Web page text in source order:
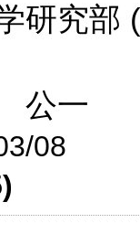
研究
公一
08